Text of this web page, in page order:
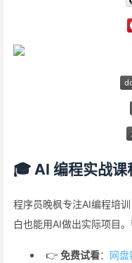
🎓 AI 编程实战课
程序员晚枫专注AI编程培
白也能用AI做出实际项目。
👉 免费试看： 网